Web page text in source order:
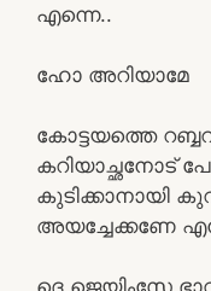
എന്നെ..
ഹോ അറിയാമേ
കോട്ടയത്തെ
കറിയാച്ഛനോട്
കുടിക്കാനായി
അയച്ചേക്കണേ
ദെ ജെയിംസേ